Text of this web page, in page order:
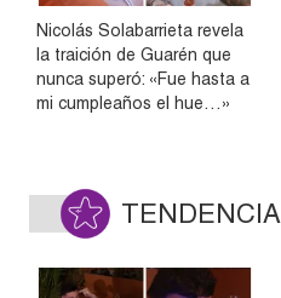
Nicolás Solabarrieta revela
la traición de Guarén que
nunca superó: «Fue hasta a
mi cumpleaños el hue…»
TENDENCIA